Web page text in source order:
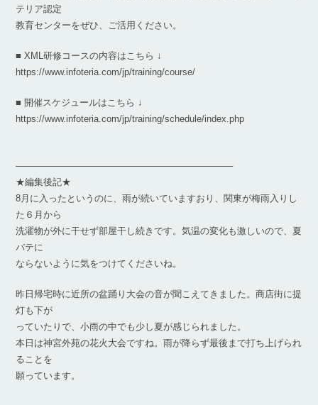
テリア認定
教育センターをぜひ、ご活用ください。
■ XML研修コースの内容はこちら ↓
https://www.infoteria.com/jp/training/course/
■ 開催スケジュールはこちら ↓
https://www.infoteria.com/jp/training/schedule/index.php
———————————————————————–
★編集後記★
8月に入ったというのに、雨が続いていますおり、関東が梅雨入りし
た６月から
洗濯物が外に干せず部屋干し続きです。気温の変化も激しいので、夏
バテに
ならないように気をつけてくださいね。
昨日帰宅時に近所の盆踊り大会の音が聞こえてきました。商店街に提
灯も下が
っていたりで、小雨の中でも少し夏が感じられました。
本日は神宮外苑の花火大会ですね。雨が降らず最後まで打ち上げられ
ることを
願っています。